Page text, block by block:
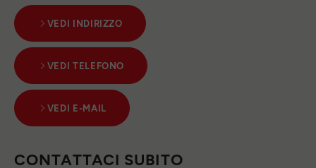
VEDI INDIRIZZO
VEDI TELEFONO
VEDI E-MAIL
CONTATTACI SUBITO